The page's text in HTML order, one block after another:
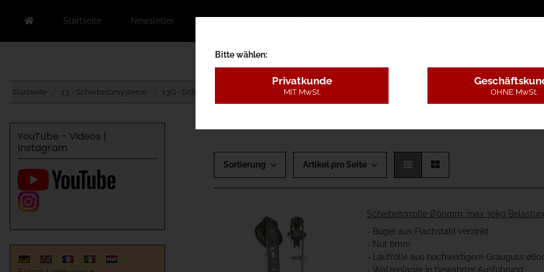
Startseite Newsletter
Startseite 13 - Schiebetorsysteme 13G - Scheunentor 13GA - Torgewicht bis 100kg
Sortierung Artikel pro Seite
Schiebetorrolle Ø60mm, max 30kg
- Bügel aus Flachstahl verzinkt
- Nut 6mm
- Laufrolle aus hochwertigem Grauguss
- Walzenlager in bewährter Ausführung
YouTube - Videos |
Instagram
Bitte wählen:
Privatkunde
MIT MwSt. OHNE MwSt.